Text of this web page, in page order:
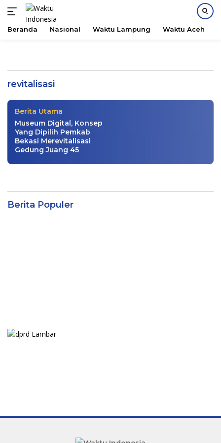
Beranda Nasional Waktu Lampung Waktu Aceh
revitalisasi
Karo Disebut Pilih Kasih
Wisata|12 Januari 2021
Berita Utama
Museum Digital, Konsep
Yang Dipilih Pemkab
Bekasi Merevitalisasi
Gedung Juang 45
Berita Populer